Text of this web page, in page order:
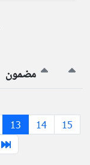
مضمون
13 14
15